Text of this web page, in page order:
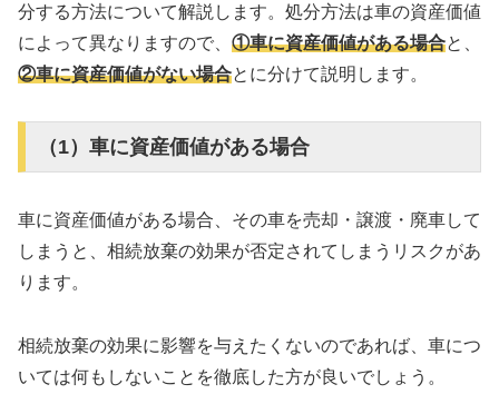
分する方法について解説します。処分方法は車の資産価値
によって異なりますので、 ①車に資産価値がある場合と、
②車に資産価値がない場合とに分けて説明します。
（1）車に資産価値がある場合
車に資産価値がある場合、その車を売却・譲渡・廃車して
しまうと、相続放棄の効果が否定されてしまうリスクがあ
ります。
相続放棄の効果に影響を与えたくないのであれば、車につ
いては何もしないことを徹底した方が良いでしょう。